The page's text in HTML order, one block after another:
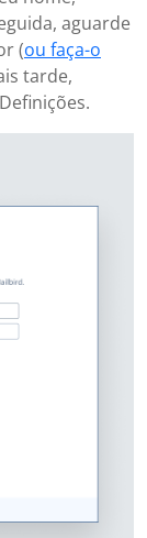
aguarde
(ou faça-o
tarde,